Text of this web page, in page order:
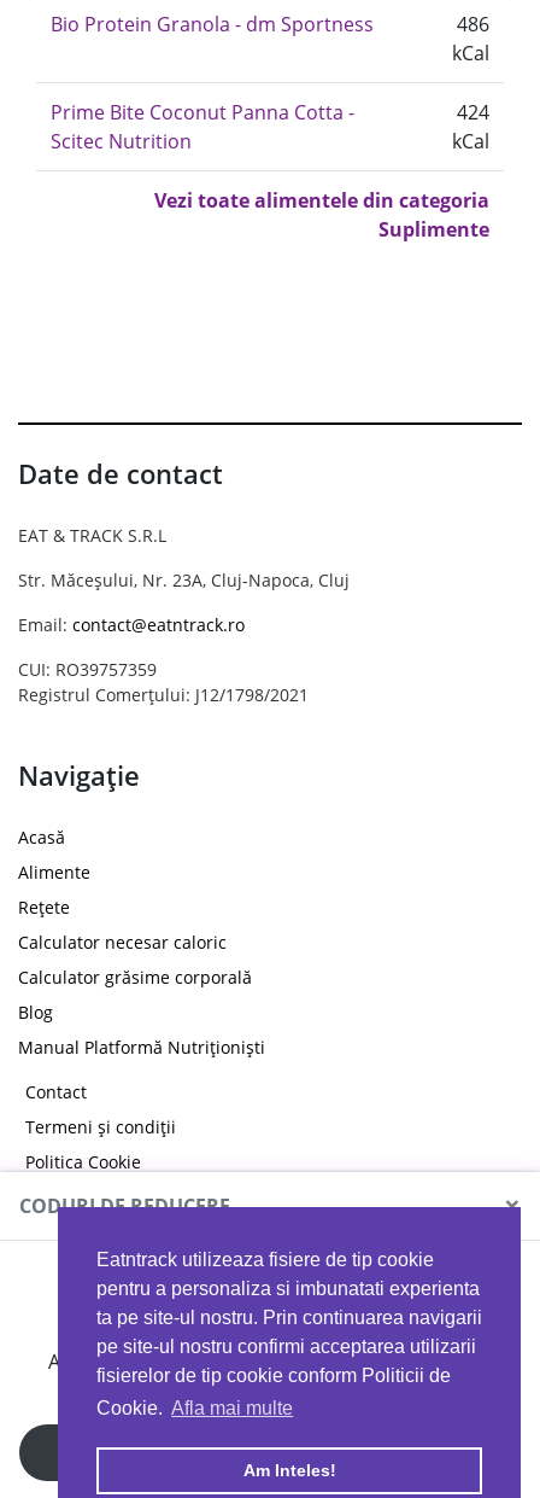
Eatntrack utilizeaza fisiere de tip cookie
pentru a personaliza si imbunatati experienta
ta pe site-ul nostru. Prin continuarea navigarii
pe site-ul nostru confirmi acceptarea utilizarii
fisierelor de tip cookie conform Politicii de
Cookie. Afla mai multe
Am Inteles!
Bio Protein Granola - dm Sportness
486
kCal
Prime Bite Coconut Panna Cotta -
Scitec Nutrition
424
kCal
Vezi toate alimentele din categoria
Suplimente
Date de contact
EAT & TRACK S.R.L
Str. Măceșului, Nr. 23A, Cluj-Napoca, Cluj
Email: contact@eatntrack.ro
CUI: RO39757359
Registrul Comerțului: J12/1798/2021
Navigație
Acasă
Alimente
Rețete
Calculator necesar caloric
Calculator grăsime corporală
Blog
Manual Platformă Nutriționiști
Contact
Termeni și condiții
Politica Cookie
Politica de confidențialitate
Copyright © 2026 EAT & TRACK S.R.L
CODURI DE REDUCERE ×
MYPROTEIN
Ai 40%reducere la orice comandă folosind codul
EATTRACK
Profită acum